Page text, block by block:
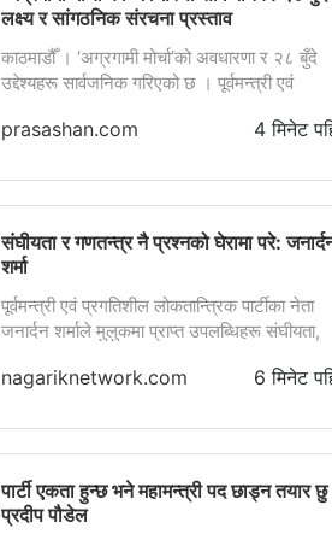
लक्ष्य र सांगठनिक संरचना प्रस्ताव
काठमाडौँ । ‘अग्रगामी मोर्चा’को अवधारणा र २८ बुँदे
उद्देश्यहरू सार्वजनिक गरिएको छ । पूर्वमन्त्री एवं
‘अग्रगामी मोर्चा’को अवधारणा र २८ बुँदे उद्देश्यहरू
अवस्था, संघीय लोकतान्त्रिक गणतन्त्रको रक्षा र
नागरिकको जीवनस्तर सुधारका लागि भन्दै उनले
भावी कार्यदिशा स्पष्ट पारे । प्रस्तावित अवधारणामा
prasashan.com 4 मिनेट
संघीयता र गणतन्त्र नै प्रश्नको घेरामा परे:
शर्मा
पूर्वमन्त्री एवं प्रगतिशील लोकतान्त्रिक पार्टीका नेता
जनार्दन शर्माले मुलुकमा प्राप्त उपलब्धिहरू संघीयता,
दाबी गरेका छन्।
nagariknetwork.com 6 मिनेट
पार्टी एकता हुन्छ भने महामन्त्री पद छाड्न तयार छु
प्रदीप पौडेल